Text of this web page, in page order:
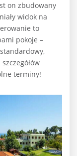
on zbudowany
widok na
to
pokoje –
terminy!